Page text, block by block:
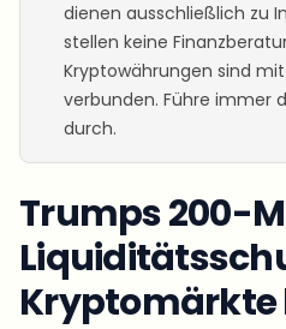
dienen ausschließlich zu
stellen keine
Kryptowährungen sind
verbunden. Führe immer
durch.
Trumps 200-
Kryptomärkte